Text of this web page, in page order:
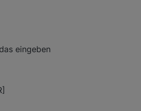
eingeben